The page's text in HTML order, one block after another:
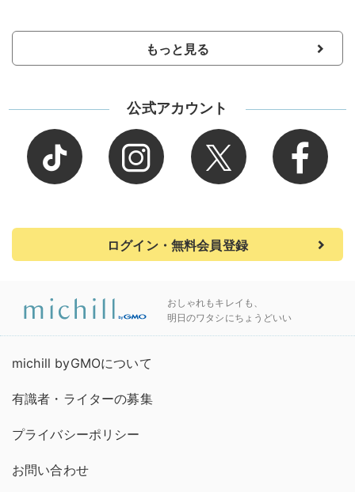
もっと見る
公式アカウント
ログイン・無料会員登録
おしゃれもキレイも、
明日のワタシにちょうどいい
michill byGMOについて
有識者・ライターの募集
プライバシーポリシー
お問い合わせ